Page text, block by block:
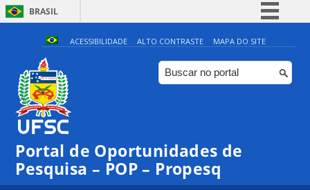
BRASIL
Simplifique!
Comunica BR
Participe
Canais
ACESSIBILIDADE ALTO CONTRASTE MAPA DO SITE
Portal de Oportunidades de
Pesquisa – POP – Propesq